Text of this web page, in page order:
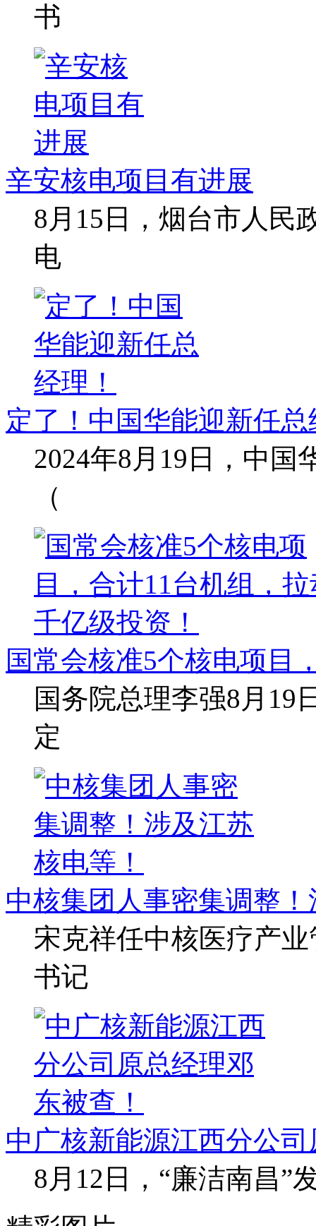
书
辛安核电项目有进展
8月15日，烟台市人民
电
定了！中国华能迎新任
2024年8月19日，中国
（
国常会核准5个核电项目
国务院总理李强8月19
定
中核集团人事密集调整
宋克祥任中核医疗产
书记
中广核新能源江西分公
8月12日，“廉洁南昌”